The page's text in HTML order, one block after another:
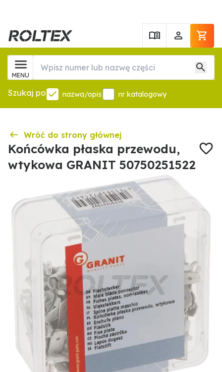
MENU
Szukaj po nazwa/opis nr katalogowy
Wróć do strony głównej
Końcówka płaska przewodu,
wtykowa GRANIT 50750251522